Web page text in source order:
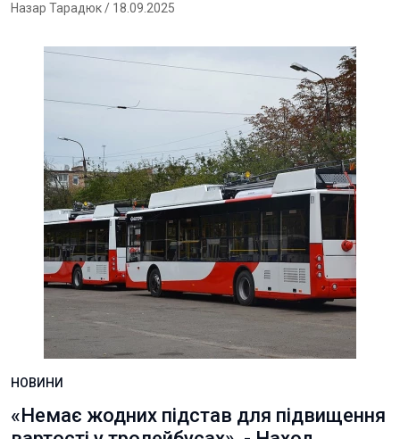
Назар Тарадюк/ 18.09.2025
НОВИНИ
«Немає жодних підстав для підвищення